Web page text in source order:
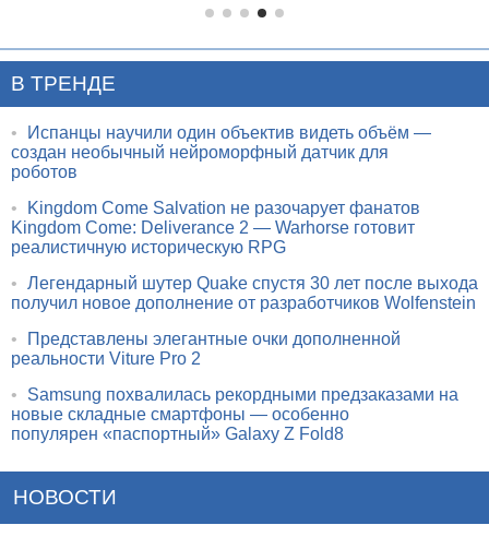
В ТРЕНДЕ
•
Испанцы научили один объектив видеть объём —
создан необычный нейроморфный датчик для
роботов
•
Kingdom Come Salvation не разочарует фанатов
Kingdom Come: Deliverance 2 — Warhorse готовит
реалистичную историческую RPG
• Легендарный шутер Quake спустя 30 лет после выхода
получил новое дополнение от разработчиков Wolfenstein
•
Представлены элегантные очки дополненной
реальности Viture Pro 2
•
Samsung похвалилась рекордными предзаказами на
новые складные смартфоны — особенно
популярен «паспортный» Galaxy Z Fold8
НОВОСТИ